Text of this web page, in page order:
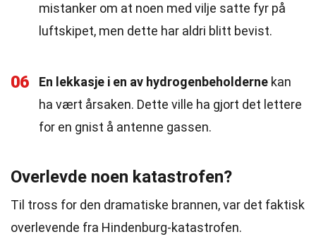
mistanker om at noen med vilje satte fyr på
luftskipet, men dette har aldri blitt bevist.
06 En lekkasje i en av hydrogenbeholderne kan
ha vært årsaken. Dette ville ha gjort det lettere
for en gnist å antenne gassen.
Overlevde noen katastrofen?
Til tross for den dramatiske brannen, var det faktisk
overlevende fra Hindenburg-katastrofen.